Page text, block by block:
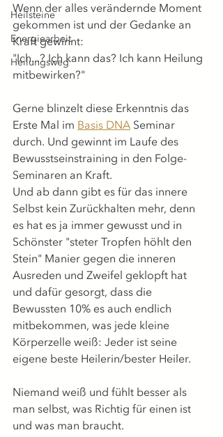
Heilsteine
Energiearbeit
Heilungsweg
Wenn der alles verändernde Moment
gekommen ist und der Gedanke an
Kraft gewinnt:
"Ich...? Ich kann das? Ich kann Heilung
mitbewirken?"
Gerne blinzelt diese Erkenntnis das
Erste Mal im Basis DNA Seminar
durch. Und gewinnt im Laufe des
Bewusstseinstraining in den Folge-
Seminaren an Kraft.
Und ab dann gibt es für das innere
Selbst kein Zurückhalten mehr, denn
es hat es ja immer gewusst und in
Schönster "steter Tropfen höhlt den
Stein" Manier gegen die inneren
Ausreden und Zweifel geklopft hat
und dafür gesorgt, dass die
Bewussten 10% es auch endlich
mitbekommen, was jede kleine
Körperzelle weiß: Jeder ist seine
eigene beste Heilerin/bester Heiler.
Niemand weiß und fühlt besser als
man selbst, was Richtig für einen ist
und was man braucht.